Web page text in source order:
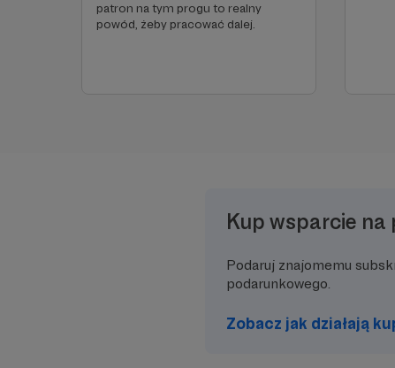
patron na tym progu to realny
powód, żeby pracować dalej.
Kup wsparcie na
Podaruj znajomemu
podarunkowego.
Zobacz jak działają